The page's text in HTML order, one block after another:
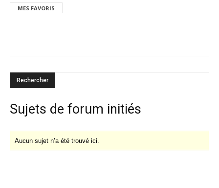
MES FAVORIS
Sujets de forum initiés
Aucun sujet n’a été trouvé ici.